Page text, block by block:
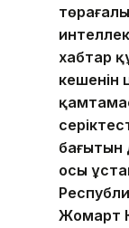
хабтар
кешенін
бағытын
осы
Жомарт